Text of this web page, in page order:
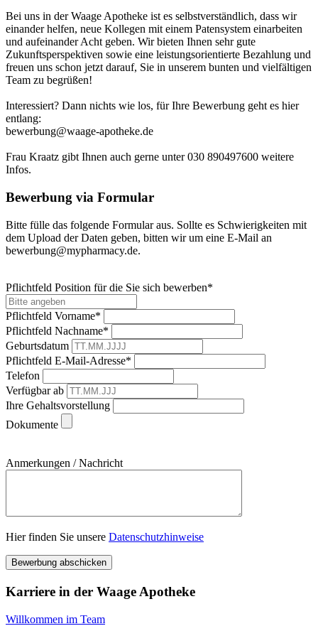
Bei uns in der Waage Apotheke ist es selbstverständlich, dass wir
einander helfen, neue Kollegen mit einem Patensystem einarbeiten
und aufeinander Acht geben. Wir bieten Ihnen sehr gute
Zukunftsperspektiven sowie eine leistungsorientierte Bezahlung und
freuen uns schon jetzt darauf, Sie in unserem bunten und vielfältigen
Team zu begrüßen!
Interessiert? Dann nichts wie los, für Ihre Bewerbung geht es hier
entlang:
bewerbung@waage-apotheke.de
Frau Kraatz gibt Ihnen auch gerne unter 030 890497600 weitere
Infos.
Bewerbung via Formular
Bitte fülle das folgende Formular aus. Sollte es Schwierigkeiten mit
dem Upload der Daten geben, bitten wir um eine E-Mail an
bewerbung@mypharmacy.de.
Pflichtfeld Position für die Sie sich bewerben*
Pflichtfeld Vorname*
Pflichtfeld Nachname*
Geburtsdatum
Pflichtfeld E-Mail-Adresse*
Telefon
Verfügbar ab
Ihre Gehaltsvorstellung
Dokumente
Anmerkungen / Nachricht
Hier finden Sie unsere Datenschutzhinweise
Bewerbung abschicken
Karriere in der Waage Apotheke
Willkommen im Team